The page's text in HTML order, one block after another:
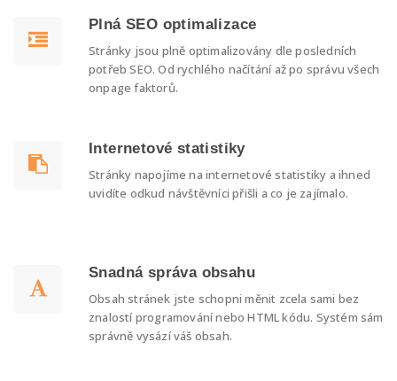
Plná SEO optimalizace
Stránky jsou plně optimalizovány dle posledních
potřeb SEO. Od rychlého načítání až po správu všech
onpage faktorů.
Internetové statistiky
Stránky napojíme na internetové statistiky a ihned
uvidíte odkud návštěvníci přišli a co je zajímalo.
Snadná správa obsahu
Obsah stránek jste schopni měnit zcela sami bez
znalostí programování nebo HTML kódu. Systém sám
správně vysází váš obsah.